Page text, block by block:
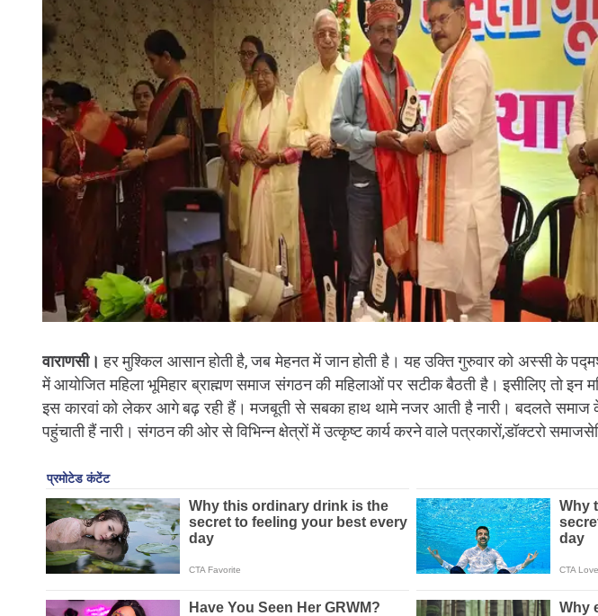
वाराणसी।हर मुश्किल आसान होती है, जब मेहनत में जान होती है। यह उक्ति गुरुवार को अस्सी के
में आयोजित महिला भूमिहार ब्राह्मण समाज संगठन की महिलाओं पर सटीक बैठती है। इसीलिए तो
इस कारवां को लेकर आगे बढ़ रही हैं। मजबूती से सबका हाथ थामे नजर आती है नारी। बदलते समाज
पहुंचाती हैं नारी। संगठन की ओर से विभिन्न क्षेत्रों में उत्कृष्ट कार्य करने वाले पत्रकारों,डॉक्टरो